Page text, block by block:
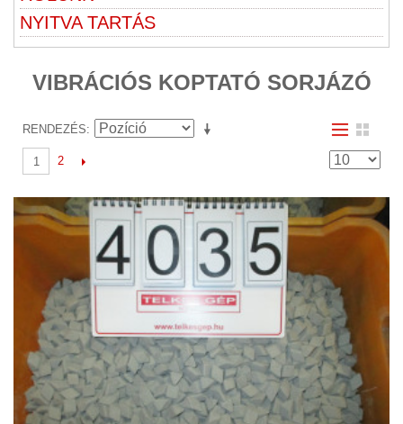
NYITVA TARTÁS
VIBRÁCIÓS KOPTATÓ SORJÁZÓ
RENDEZÉS
1 2